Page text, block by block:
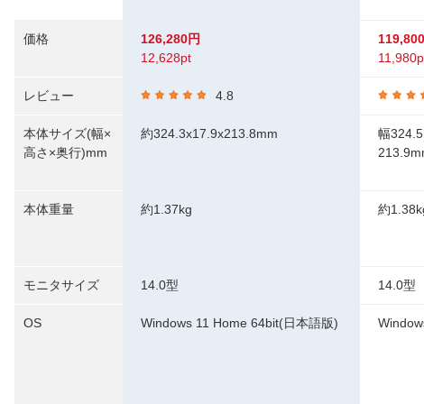
価格
レビュー
本体サイズ(幅×
高さ×奥行)mm
本体重量
モニタサイズ
OS
126,280円
12,628pt
4.8
約324.3x17.9x213.8mm
約1.37kg
14.0型
Windows 11 Home 64bit(日本語版)
幅
約
14.0型